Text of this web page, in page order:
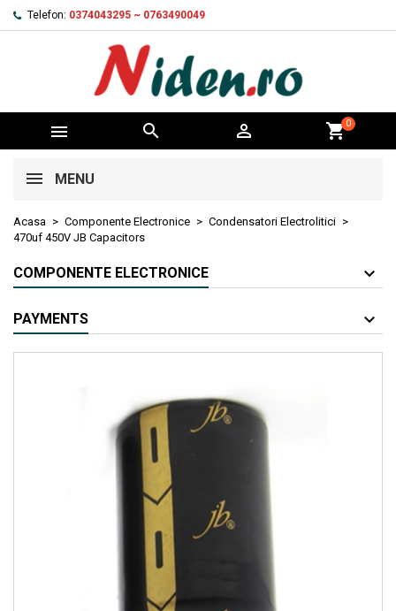
Telefon: 0374043295 ~ 0763490049
   shopping_cart0
MENU
Acasa Componente Electronice
Condensatori Electrolitici
470uf 450V JB Capacitors
COMPONENTE ELECTRONICE
PAYMENTS